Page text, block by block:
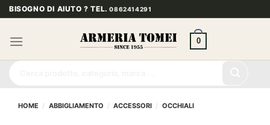
Salta
ai
contenuti
BISOGNO DI AIUTO ? TEL.0862414291
0
HOME / ABBIGLIAMENTO / ACCESSORI / OCCHIALI